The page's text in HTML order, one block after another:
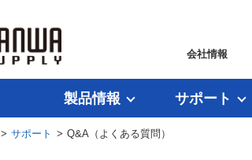
会社情報
製品情報 サポート
>サポート > Q&A（よくある質問）